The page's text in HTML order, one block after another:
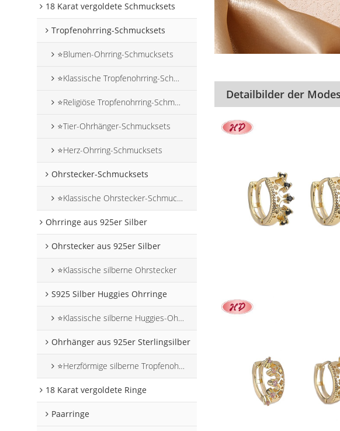
18 Karat vergoldete Schmucksets
Tropfenohrring-Schmucksets
⭐Blumen-Ohrring-Schmucksets
⭐Klassische Tropfenohrring-Schmucksets
⭐Religiöse Tropfenohrring-Schmucksets
⭐Tier-Ohrhänger-Schmucksets
⭐Herz-Ohrring-Schmucksets
Ohrstecker-Schmucksets
⭐Klassische Ohrstecker-Schmucksets
Ohrringe aus 925er Silber
Ohrstecker aus 925er Silber
⭐Klassische silberne Ohrstecker
S925 Silber Huggies Ohrringe
⭐Klassische silberne Huggies-Ohrringe
Ohrhänger aus 925er Sterlingsilber
⭐Herzförmige silberne Tropfenohrringe
18 Karat vergoldete Ringe
Paarringe
Detailbilder der